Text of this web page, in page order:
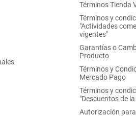
Términos Tienda
Términos y
"Actividades
vigentes"
Garantías o
Producto
Términos y
Mercado Pago
Términos y
"Descuentos de
Autorización para